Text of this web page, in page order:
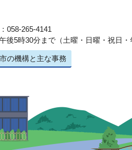
058-265-4141
5時30分まで（土曜・日曜・祝日・
市の機構と主な事務